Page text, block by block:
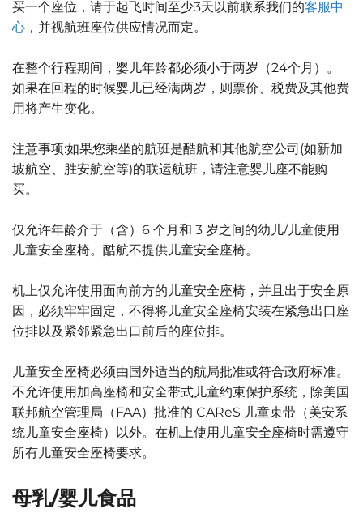
买一个座位，请于起飞时间至少3天以前联系我们的客服中
心 ，并视航班座位供应情况而定。
在整个行程期间，婴儿年龄都必须小于两岁（24个月）。
如果在回程的时候婴儿已经满两岁，则票价、税费及其他费
用将产生变化。
注意事项:如果您乘坐的航班是酷航和其他航空公司(如新加
坡航空、胜安航空等)的联运航班，请注意婴儿座不能购
买。
仅允许年龄介于（含）6 个月和 3 岁之间的幼儿/儿童使用
儿童安全座椅。酷航不提供儿童安全座椅。
机上仅允许使用面向前方的儿童安全座椅，并且出于安全原
因，必须牢牢固定，不得将儿童安全座椅安装在紧急出口座
位排以及紧邻紧急出口前后的座位排。
儿童安全座椅必须由国外适当的航局批准或符合政府标准。
不允许使用加高座椅和安全带式儿童约束保护系统，除美国
联邦航空管理局（FAA）批准的 CAReS 儿童束带（美安系
统儿童安全座椅）以外。在机上使用儿童安全座椅时需遵守
所有儿童安全座椅要求。
母乳/婴儿食品